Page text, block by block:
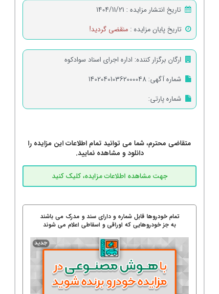
تاریخ انتشار مزایده : 1404/11/21
تاریخ پایان مزایده : منقضی گردید!
ارگان برگزار کننده: اداره اجرای اسناد سوادکوه
شماره آگهی: 140204010362000048
شماره پارتی:
متقاضی محترم، شما می توانید تمام اطلاعات این مزایده را
دانلود و مشاهده نمایید.
تمام خودروها قابل شماره و دارای سند و مدرک می باشند
به جز خودروهایی که اوراقی و اسقاطی اعلام می شوند